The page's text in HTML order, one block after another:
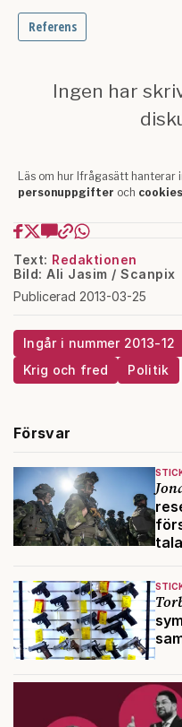
Text: Redaktionen
Bild: Ali Jasim / Scanpix
Publicerad 2013-03-25
Ingår i nummer 2013-12
Krig och fred
Politik
Försvar